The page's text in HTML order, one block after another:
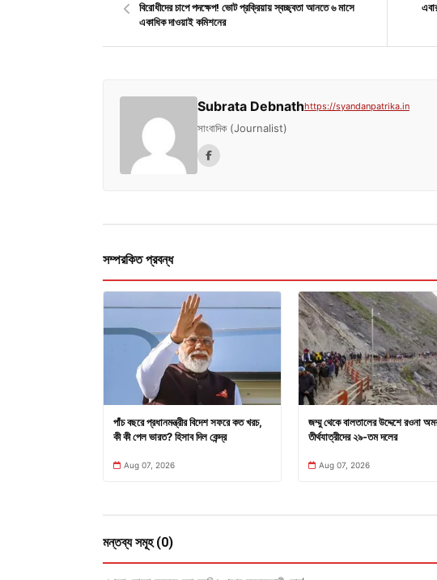
বিরোধীদের চাপে পদক্ষেপ! ভোট প্রক্রিয়ায় স্বচ্ছ্বতা আনতে ৬ মাসে
একাধিক দাওয়াই কমিশনের
Subrata Debnathhttps://syandanpatrika.in
সাংবাদিক (Journalist)
সম্পরকিত প্রবন্ধ
পাঁচ বছরে প্রধানমন্ত্রীর বিদেশ সফরে কত খরচ,
কী কী পেল ভারত? হিসাব দিল কেন্দ্র
Aug 07, 2026
জম্মু থেকে বালতালের উদ্দেশে রওনা
তীর্থযাত্রীদের ২৯-তম দলের
Aug 07, 2026
মন্তব্য সমূহ (0)